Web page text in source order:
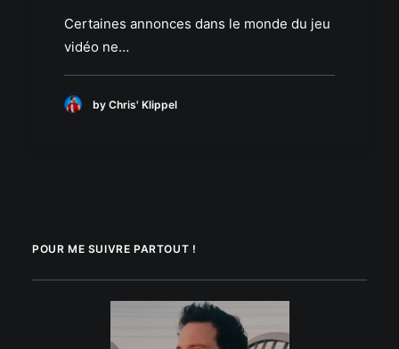
Certaines annonces dans le monde du jeu
vidéo ne…
by Chris' Klippel
POUR ME SUIVRE PARTOUT !